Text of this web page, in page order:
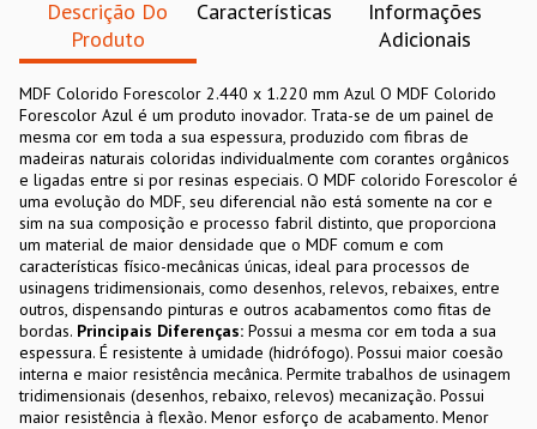
Descrição Do
Produto
Características
Informações
Adicionais
MDF Colorido Forescolor 2.440 x 1.220 mm Azul O MDF Colorido
Forescolor Azul é um produto inovador. Trata-se de um painel de
mesma cor em toda a sua espessura, produzido com fibras de
madeiras naturais coloridas individualmente com corantes orgânicos
e ligadas entre si por resinas especiais. O MDF colorido Forescolor é
uma evolução do MDF, seu diferencial não está somente na cor e
sim na sua composição e processo fabril distinto, que proporciona
um material de maior densidade que o MDF comum e com
características físico-mecânicas únicas, ideal para processos de
usinagens tridimensionais, como desenhos, relevos, rebaixes, entre
outros, dispensando pinturas e outros acabamentos como fitas de
bordas. Principais Diferenças: Possui a mesma cor em toda a sua
espessura. É resistente à umidade (hidrófogo). Possui maior coesão
interna e maior resistência mecânica. Permite trabalhos de usinagem
tridimensionais (desenhos, rebaixo, relevos) mecanização. Possui
maior resistência à flexão. Menor esforço de acabamento. Menor